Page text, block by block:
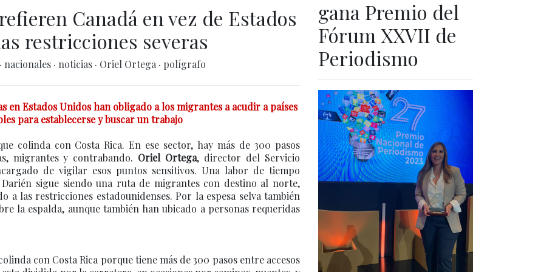
Canadá en vez de Estados
restricciones severas
nacionales · noticias · Oriel Ortega · polígrafo
Estados Unidos han obligado a los migrantes a acudir a países
para establecerse y buscar un trabajo
colinda con Costa Rica. En ese sector, hay más de 300 pasos
migrantes y contrabando. Oriel Ortega, director del Servicio
de vigilar esos puntos sensitivos. Una labor de tiempo
sigue siendo una ruta de migrantes con destino al norte,
a las restricciones estadounidenses. Por la espesa selva también
la espalda, aunque también han ubicado a personas requeridas
con Costa Rica porque tiene más de 300 pasos entre accesos
gana Premio del
Fórum XXVII de
Periodismo